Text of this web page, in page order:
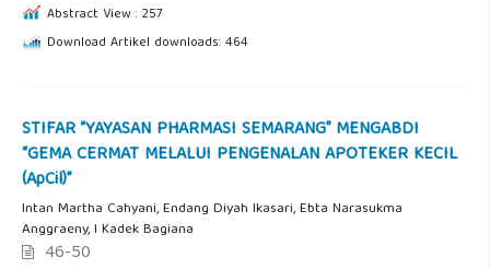
Abstract View : 257
Download Artikel downloads: 464
STIFAR “YAYASAN PHARMASI SEMARANG” MENGABDI
“GEMA CERMAT MELALUI PENGENALAN APOTEKER KECIL
(ApCil)”
Intan Martha Cahyani, Endang Diyah Ikasari, Ebta Narasukma
Anggraeny, I Kadek Bagiana
46-50